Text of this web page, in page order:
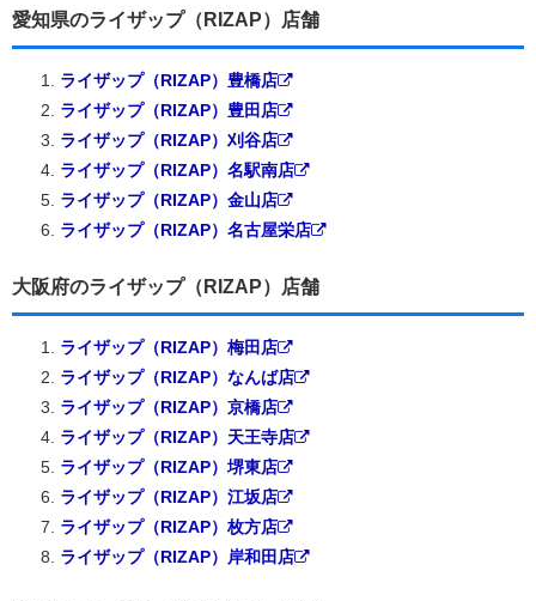
愛知県のライザップ（RIZAP）店舗
ライザップ（RIZAP）豊橋店
ライザップ（RIZAP）豊田店
ライザップ（RIZAP）刈谷店
ライザップ（RIZAP）名駅南店
ライザップ（RIZAP）金山店
ライザップ（RIZAP）名古屋栄店
大阪府のライザップ（RIZAP）店舗
ライザップ（RIZAP）梅田店
ライザップ（RIZAP）なんば店
ライザップ（RIZAP）京橋店
ライザップ（RIZAP）天王寺店
ライザップ（RIZAP）堺東店
ライザップ（RIZAP）江坂店
ライザップ（RIZAP）枚方店
ライザップ（RIZAP）岸和田店